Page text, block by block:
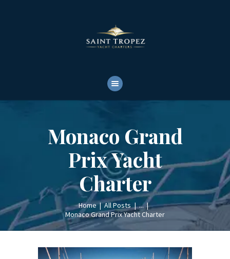
Monaco Grand
Prix Yacht
Charter
Home All Posts
...
Monaco Grand Prix Yacht Charter
YACHTS RENTALS
YACHT CHARTERS